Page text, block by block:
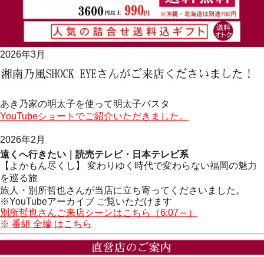
2026年3月
あき乃家の明太子を使って明太子パスタ
YouTubeショートでご紹介いただきました。
2026年2月
遠くへ行きたい｜読売テレビ・日本テレビ系
【よかもん尽くし】 変わりゆく時代で変わらない福岡の魅力
を巡る旅
旅人・別所哲也さんが当店に立ち寄ってくださいました。
※YouTubeアーカイブ ご覧いただけます
別所哲也さんご来店シーンはこちら（6:07～）
※ 番組 全編 はこちら